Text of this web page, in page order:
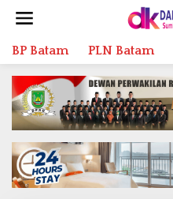
BP Batam PLN Batam